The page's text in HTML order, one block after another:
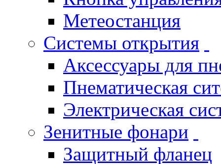
Метеостанция
Системы открытия
Аксессуары для
Пнематическая
Электрическая
Зенитные фонари
Защитный фланец